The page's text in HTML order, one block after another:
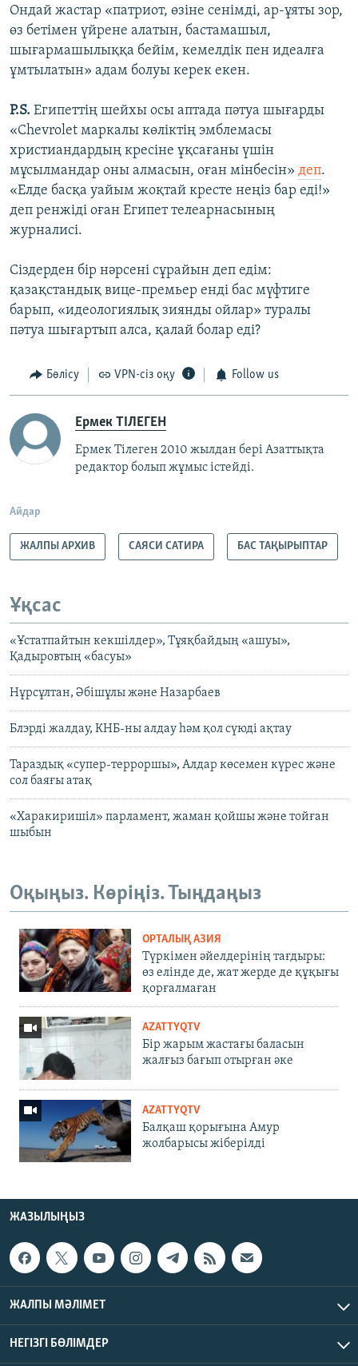
Ондай жастар «патриот, өзіне сенімді, ар-ұяты зор,
өз бетімен үйрене алатын, бастамашыл,
шығармашылыққа бейім, кемелдік пен идеалға
ұмтылатын» адам болуы керек екен.
P.S. Египеттің шейхы осы аптада пәтуа шығарды
«Chevrolet маркалы көліктің эмблемасы
христиандардың кресіне ұқсағаны үшін
мұсылмандар оны алмасын, оған мінбесін» деп.
«Елде басқа уайым жоқтай кресте неңіз бар еді!»
деп ренжіді оған Египет телеарнасының
журналисі.
Сіздерден бір нәрсені сұрайын деп едім:
қазақстандық вице-премьер енді бас мүфтиге
барып, «идеологиялық зиянды ойлар» туралы
пәтуа шығартып алса, қалай болар еді?
Бөлісу VPN-сіз оқу Follow us
Ермек ТІЛЕГЕН
Ермек Тілеген 2010 жылдан бері Азаттықта
редактор болып жұмыс істейді.
Айдар
ЖАЛПЫ АРХИВ САЯСИ САТИРА БАС ТАҚЫРЫПТАР
Ұқсас
«Ұстатпайтын кекшілдер», Тұяқбайдың «ашуы»,
Қадыровтың «басуы»
Нұрсұлтан, Әбішұлы және Назарбаев
Блэрді жалдау, КНБ-ны алдау һәм қол сүюді ақтау
Тараздық «супер-терроршы», Алдар көсемен күрес және
сол баяғы атақ
«Харакиришіл» парламент, жаман қойшы және тойған
шыбын
Оқыңыз. Көріңіз. Тыңдаңыз
ОРТАЛЫҚ АЗИЯ
Түркімен әйелдерінің тағдыры:
өз елінде де, жат жерде де құқығы
қорғалмаған
AZATTYQTV
Бір жарым жастағы баласын
жалғыз бағып отырған әке
AZATTYQTV
Балқаш қорығына Амур
жолбарысы жіберілді
ЖАЗЫЛЫҢЫЗ
ЖАЛПЫ МӘЛІМЕТ
НЕГІЗГІ БӨЛІМДЕР